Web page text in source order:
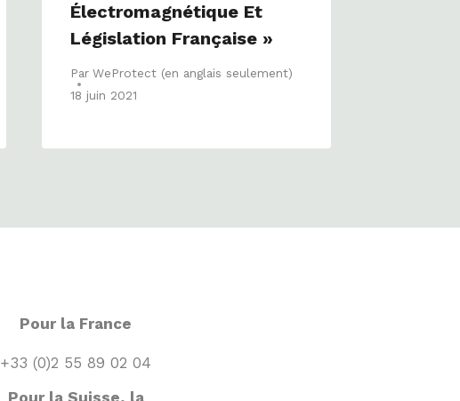
Électromagnétique Et
Législation Française »
Par WeProtect (en anglais seulement)
18 juin 2021
Pour la France
+33 (0)2 55 89 02 04